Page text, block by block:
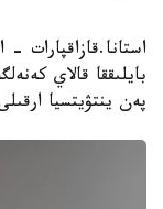
استانا.قازاقپارات -
بايلىققا قالاي
پەن ينتۋيتسيا